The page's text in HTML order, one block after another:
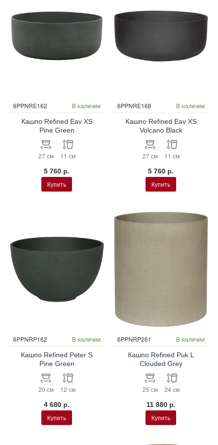
6PPNRE162 В наличии
Кашпо Refined Eav XS
Pine Green
27 см 11 см
5 760 р.
Купить
6PPNRE168 В наличии
Кашпо Refined Eav XS
Volcano Black
27 см 11 см
5 760 р.
Купить
НОВИНКА
6PPNRP162 В наличии
Кашпо Refined Peter S
Pine Green
20 см 12 см
4 680 р.
Купить
НОВИНКА
6PPNRP261 В наличии
Кашпо Refined Puk L
Clouded Grey
25 см 24 см
11 880 р.
Купить